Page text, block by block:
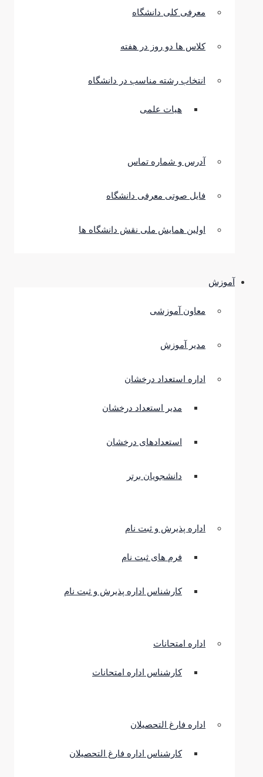
معرفی کلی دانشگاه
کلاس ها دو روز در هفته
انتخاب رشته مناسب در دانشگاه
هیات علمی
آدرس و شماره تماس
فایل صوتی معرفی دانشگاه
اولین همایش ملی نقش دانشگاه ها
آموزش
معاون آموزشی
مدیر آموزش
اداره استعداد درخشان
مدیر استعداد درخشان
استعدادهای درخشان
دانشجویان برتر
اداره پذیرش و ثبت نام
فرم های ثبت نام
کارشناس اداره پذیرش و ثبت نام
اداره امتحانات
کارشناس اداره امتحانات
اداره فارغ التحصیلان
کارشناس اداره فارغ التحصیلان